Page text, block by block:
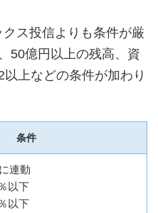
ス投信よりも条件が厳
50億円以上の残高、資
上などの条件が加わり
条件
連動
以下
以下